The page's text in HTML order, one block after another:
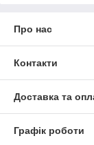
Про нас
Контакти
Доставка та
Графік роботи